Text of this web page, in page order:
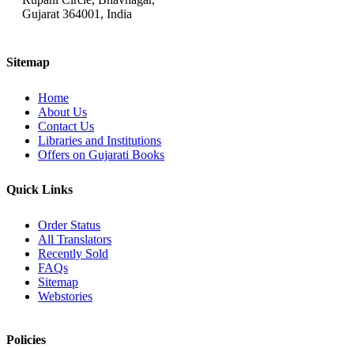
Gujarat 364001, India
Sitemap
Home
About Us
Contact Us
Libraries and Institutions
Offers on Gujarati Books
Quick Links
Order Status
All Translators
Recently Sold
FAQs
Sitemap
Webstories
Policies